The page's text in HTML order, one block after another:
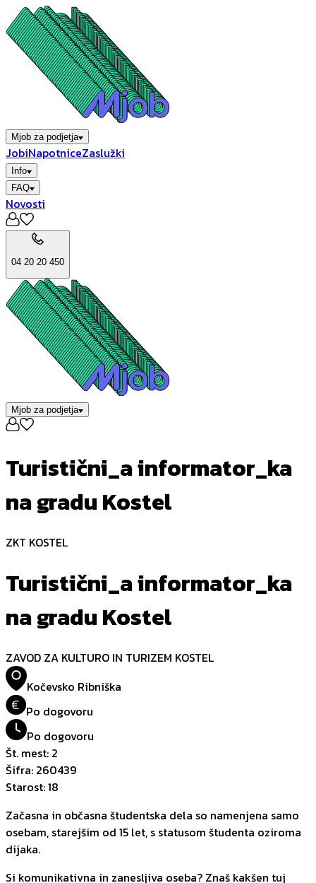
Mjob za podjetja
JobiNapotniceZaslužki
Info
FAQ
Novosti
04 20 20 450
Mjob za podjetja
Turistični_a informator_ka
na gradu Kostel
ZKT KOSTEL
Turistični_a informator_ka
na gradu Kostel
ZAVOD ZA KULTURO IN TURIZEM KOSTEL
Kočevsko Ribniška
€ Po dogovoru
Po dogovoru
Št. mest: 2
Šifra: 260439
Starost:18
Začasna in občasna študentska dela so namenjena samo
osebam, starejšim od 15 let, s statusom študenta oziroma
dijaka.
Si komunikativna in zanesljiva oseba? Znaš kakšen tuj